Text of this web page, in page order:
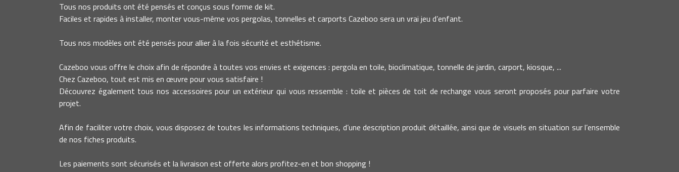
Tous nos produits ont été pensés et conçus sous forme de kit.
Faciles et rapides à installer, monter vous-même vos pergolas, tonnelles et carports Cazeboo sera un vrai jeu d’enfant.
Tous nos modèles ont été pensés pour allier à la fois sécurité et esthétisme.
Cazeboo vous offre le choix afin de répondre à toutes vos envies et exigences : pergola en toile, bioclimatique, tonnelle de jardin, carport, kiosque, ...
Chez Cazeboo, tout est mis en œuvre pour vous satisfaire !
Découvrez également tous nos accessoires pour un extérieur qui vous ressemble : toile et pièces de toit de rechange vous seront proposés pour parfaire votre
projet.
Afin de faciliter votre choix, vous disposez de toutes les informations techniques, d’une description produit détaillée, ainsi que de visuels en situation sur l’ensemble
de nos fiches produits.
Les paiements sont sécurisés et la livraison est offerte alors profitez-en et bon shopping !